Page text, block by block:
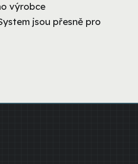
výrobce
jsou přesně pro